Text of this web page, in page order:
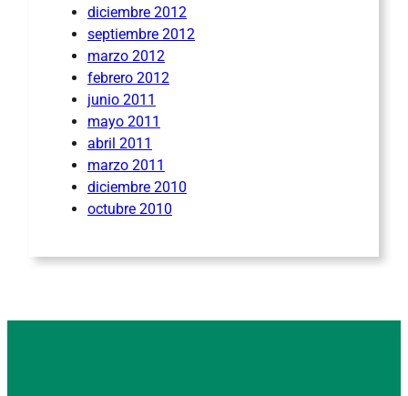
diciembre 2012
septiembre 2012
marzo 2012
febrero 2012
junio 2011
mayo 2011
abril 2011
marzo 2011
diciembre 2010
octubre 2010